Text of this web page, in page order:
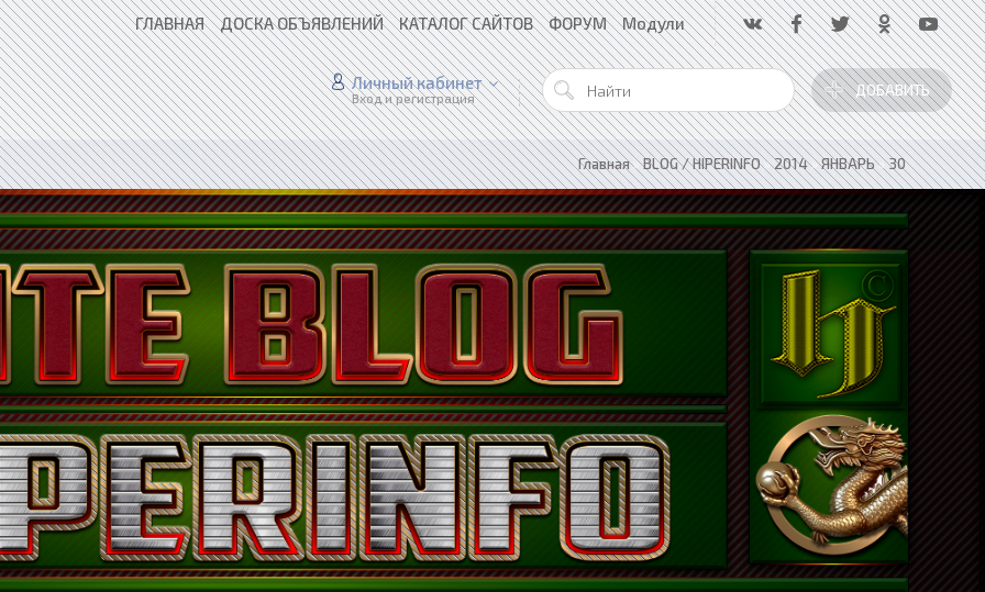
ГЛАВНАЯ ДОСКА ОБЪЯВЛЕНИЙ КАТАЛОГ САЙТОВ ФОРУМ Модули
ДОБАВИТЬ
Личный кабинет
Вход и регистрация
Главная»BLOG / HIPERINFO»2014»ЯНВАРЬ»30